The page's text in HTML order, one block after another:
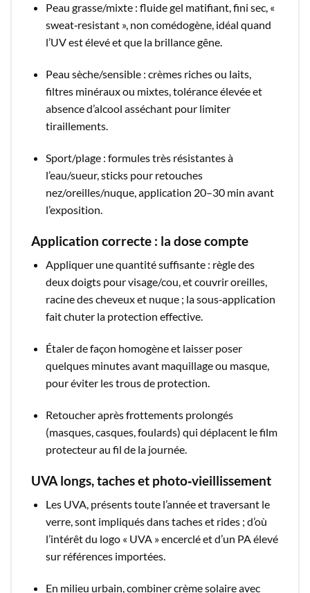
Peau grasse/mixte : fluide gel matifiant, fini sec, «
sweat‑resistant », non comédogène, idéal quand
l’UV est élevé et que la brillance gêne.​
Peau sèche/sensible : crèmes riches ou laits,
filtres minéraux ou mixtes, tolérance élevée et
absence d’alcool asséchant pour limiter
tiraillements.​
Sport/plage : formules très résistantes à
l’eau/sueur, sticks pour retouches
nez/oreilles/nuque, application 20–30 min avant
l’exposition.​
Application correcte : la dose compte
Appliquer une quantité suffisante : règle des
deux doigts pour visage/cou, et couvrir oreilles,
racine des cheveux et nuque ; la sous‑application
fait chuter la protection effective.​
Étaler de façon homogène et laisser poser
quelques minutes avant maquillage ou masque,
pour éviter les trous de protection.​
Retoucher après frottements prolongés
(masques, casques, foulards) qui déplacent le film
protecteur au fil de la journée.​
UVA longs, taches et photo‑vieillissement
Les UVA, présents toute l’année et traversant le
verre, sont impliqués dans taches et rides ; d’où
l’intérêt du logo « UVA » encerclé et d’un PA élevé
sur références importées.​
En milieu urbain, combiner crème solaire avec